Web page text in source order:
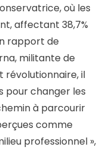
où les
affectant 38,7%
rapport de
militante de
révolutionnaire, il
pour changer les
à parcourir
comme
professionnel »,